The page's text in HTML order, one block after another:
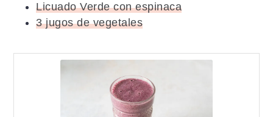
Licuado Verde con espinaca
3 jugos de vegetales